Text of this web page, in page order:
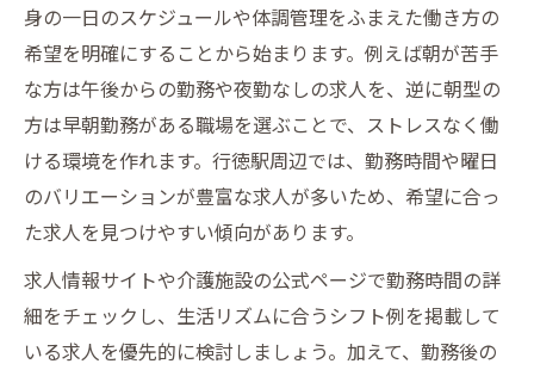
身の一日のスケジュールや体調管理をふまえた働き方の
希望を明確にすることから始まります。例えば朝が苦手
な方は午後からの勤務や夜勤なしの求人を、逆に朝型の
方は早朝勤務がある職場を選ぶことで、ストレスなく働
ける環境を作れます。行徳駅周辺では、勤務時間や曜日
のバリエーションが豊富な求人が多いため、希望に合っ
た求人を見つけやすい傾向があります。
求人情報サイトや介護施設の公式ページで勤務時間の詳
細をチェックし、生活リズムに合うシフト例を掲載して
いる求人を優先的に検討しましょう。加えて、勤務後の